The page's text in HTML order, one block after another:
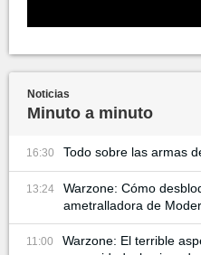
Noticias
Minuto a minuto
16:30 Todo sobre las armas
13:24
Warzone: Cómo
ametralladora de
11:00
Warzone: El terrible